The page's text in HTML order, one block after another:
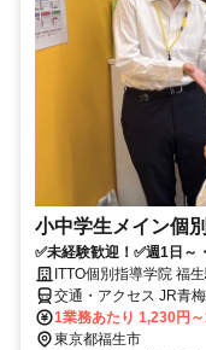
小中学生メイン個
✅未経験歓迎！✅週1日
ITTO個別指導学院 福
交通・アクセス JR青
1業務あたり 1,230円
東京都福生市